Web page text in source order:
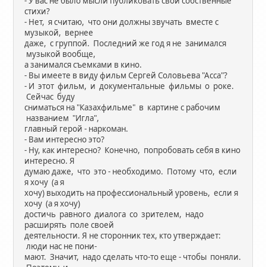
стихи?
- Нет, я считаю, что они должны звучать вместе с
музыкой, вернее
даже, с группой. Последний же год я не занимался
музыкой вообще,
а занимался съемками в кино.
- Вы имеете в виду фильм Сергей Соловьева "Асса"?
- И этот фильм, и документальные фильмы о роке.
Сейчас буду
сниматься на "Казахфильме" в картине с рабочим
названием "Игла",
главный герой - наркоман.
- Вам интересно это?
- Ну, как интересно? Конечно, попробовать себя в кино
интересно. Я
думаю даже, что это - необходимо. Потому что, если
я хочу (а я
хочу) выходить на профессиональный уровень, если я
хочу (а я хочу)
достичь равного диалога со зрителем, надо
расширять поле своей
деятельности. Я не сторонник тех, кто утверждает:
люди нас не пони-
мают. Значит, надо сделать что-то еще - чтобы поняли.